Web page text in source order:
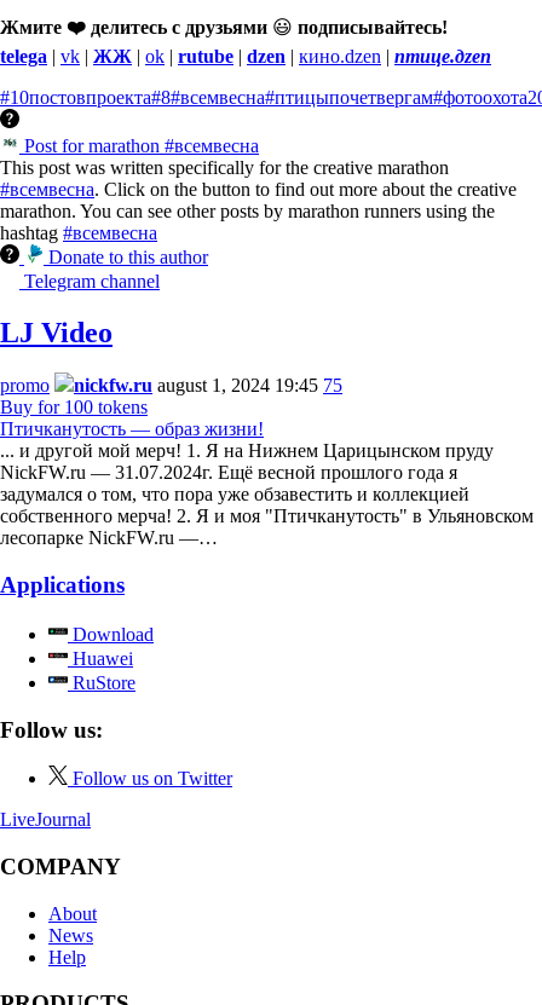
Жмите ❤️ делитесь с друзьями 😃 подписывайтесь!
telega | vk | ЖЖ | ok | rutube | dzen | кино.dzen | птице.дzen
#10постовпроекта#8#всемвесна#птицыпочетвергам#фотоохота
Post for marathon #всемвесна
This post was written specifically for the creative marathon
#всемвесна. Click on the button to find out more about the creative
marathon. You can see other posts by marathon runners using the
hashtag #всемвесна
Donate to this author
Telegram channel
LJ Video
promo nickfw.ru august 1, 2024 19:45 75
Buy for 100 tokens
Птичканутость — образ жизни!
... и другой мой мерч! 1. Я на Нижнем Царицынском пруду
NickFW.ru — 31.07.2024г. Ещё весной прошлого года я
задумался о том, что пора уже обзавестить и коллекцией
собственного мерча! 2. Я и моя "Птичканутость" в Ульяновском
лесопарке NickFW.ru —…
Applications
Download
Huawei
RuStore
Follow us:
Follow us on Twitter
LiveJournal
COMPANY
About
News
Help